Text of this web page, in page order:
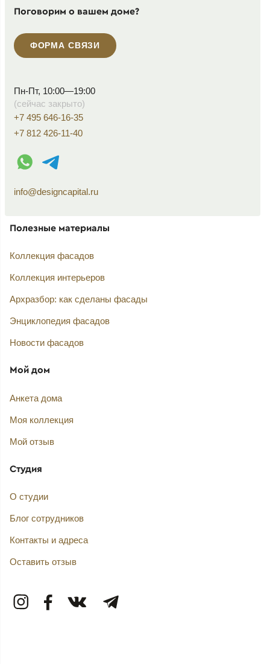
Поговорим о вашем доме?
ФОРМА СВЯЗИ
Пн-Пт, 10:00—19:00
(сейчас закрыто)
+7 495 646-16-35
+7 812 426-11-40
WhatsApp контакт
Telegram контакт
info@designcapital.ru
Полезные материалы
Коллекция фасадов
Коллекция интерьеров
Архразбор: как сделаны фасады
Энциклопедия фасадов
Новости фасадов
Мой дом
Анкета дома
Моя коллекция
Мой отзыв
Студия
О студии
Блог сотрудников
Контакты и адреса
Оставить отзыв